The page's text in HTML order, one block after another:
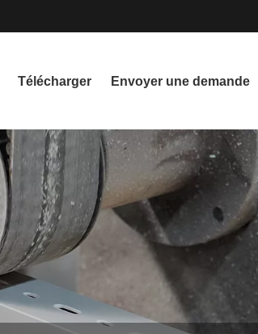
русский
Nederlands ภา
Svenska
বাংলা ভাষার
Télécharger Envoyer une demande